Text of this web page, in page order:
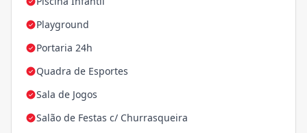
Playground
Portaria 24h
Quadra de Esportes
Sala de Jogos
Salão de Festas c/ Churrasqueira